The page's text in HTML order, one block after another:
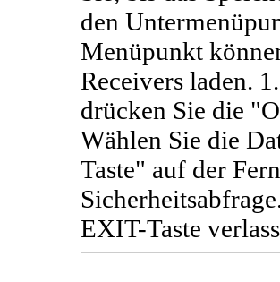
den
Menüpunkt
Receivers laden.
drücken Sie die
Wählen Sie die
Taste" auf der
EXIT-Taste